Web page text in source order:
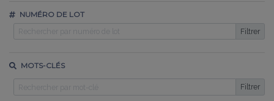
NUMÉRO DE LOT
Filtrer
MOTS-CLÉS
Filtrer